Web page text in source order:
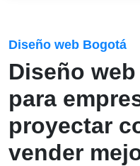
Diseño web Bogotá
Diseño
para
proyectar
vender